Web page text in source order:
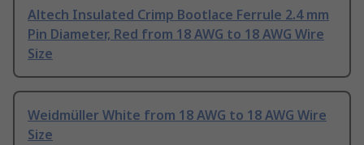
Altech Insulated Crimp Bootlace Ferrule 2.4 mm
Pin Diameter, Red from 18 AWG to 18 AWG Wire
Size
Weidmüller White from 18 AWG to 18 AWG Wire
Size